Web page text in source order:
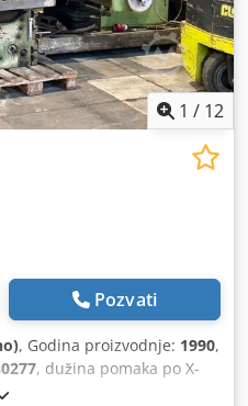
1 / 12
Pozvati
, Godina proizvodnje: 1990,
, dužina pomaka po X-
ose X: